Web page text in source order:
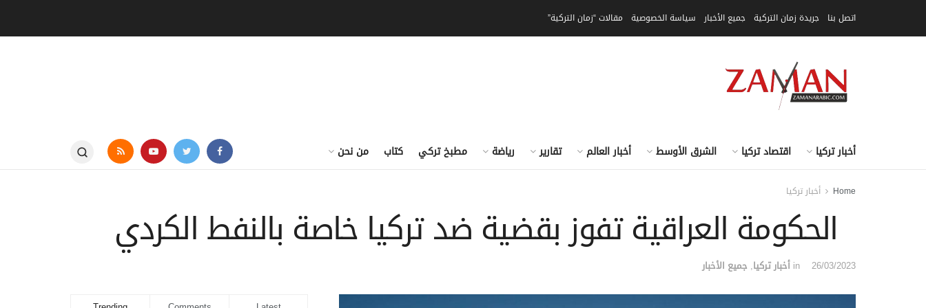
اتصل بنا جريدة زمان التركية جميع الأخبار سياسة الخصوصية مقالات “زمان التركية”
أخبار تركيا اقتصاد تركيا الشرق الأوسط أخبار العالم تقارير رياضة مطبخ تركي كتاب من نحن
Home أخبار تركيا
الحكومة العراقية تفوز بقضية ضد تركيا خاصة بالنفط الكردي
26/03/2023
in أخبار تركيا, جميع الأخبار